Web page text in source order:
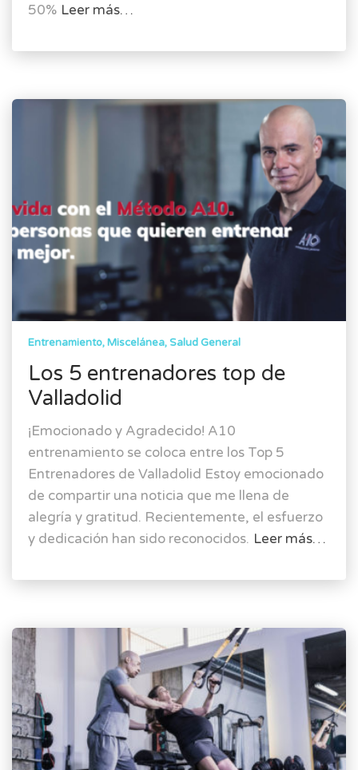
50% Leer más…
Entrenamiento Miscelánea Salud General
Los 5 entrenadores top de
Valladolid
¡Emocionado y Agradecido! A10
entrenamiento se coloca entre los Top 5
Entrenadores de Valladolid Estoy emocionado
de compartir una noticia que me llena de
alegría y gratitud. Recientemente, el esfuerzo
y dedicación han sido reconocidos. Leer más…